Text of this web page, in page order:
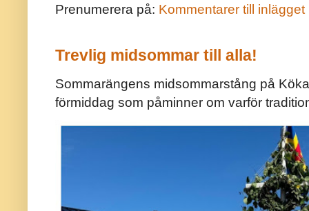
Prenumerera på: Kommentarer till inlägget
Trevlig midsommar till alla!
Sommarängens midsommarstång på
förmiddag som påminner om varför